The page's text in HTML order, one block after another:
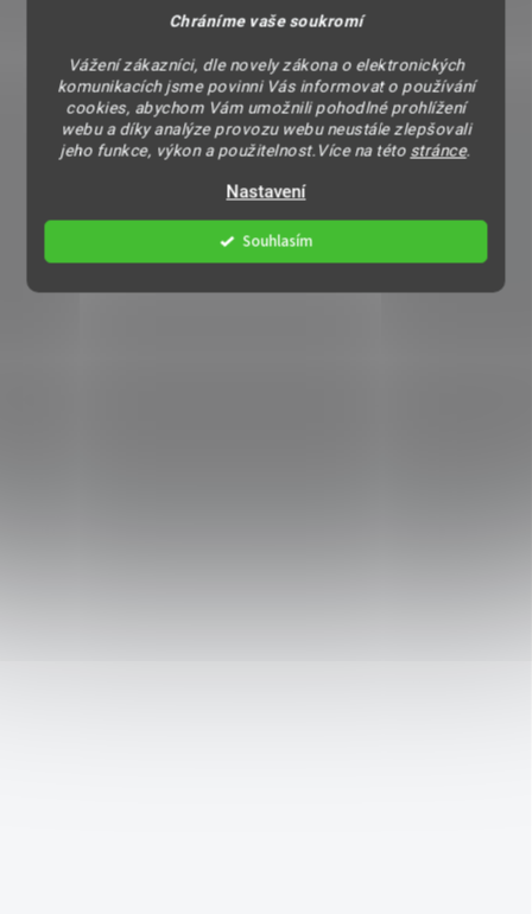
Chráníme vaše soukromí
Vážení zákazníci, dle novely zákona o elektronických
komunikacích jsme povinni Vás informovat o používání
cookies, abychom Vám umožnili pohodlné prohlížení
webu a díky analýze provozu webu neustále zlepšovali
jeho funkce, výkon a použitelnost.Více na této stránce.
Nastavení
Souhlasím